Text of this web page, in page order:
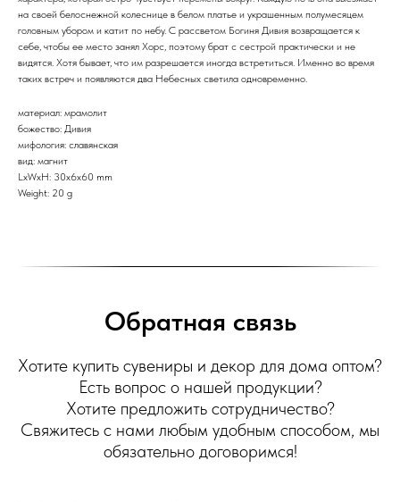
на своей белоснежной колеснице в белом платье и украшенным полумесяцем
головным убором и катит по небу. С рассветом Богиня Дивия возвращается к
себе, чтобы ее место занял Хорс, поэтому брат с сестрой практически и не
видятся. Хотя бывает, что им разрешается иногда встретиться. Именно во время
таких встреч и появляются два Небесных светила одновременно.
материал: мрамолит
божество: Дивия
мифология: славянская
вид: магнит
LxWxH: 30x6x60 mm
Weight: 20 g
Обратная связь
Хотите купить сувениры и декор для дома оптом?
Есть вопрос о нашей продукции?
Хотите предложить сотрудничество?
Свяжитесь с нами любым удобным способом, мы
обязательно договоримся!